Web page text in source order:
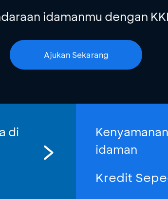
idamanmu dengan
Ajukan Sekarang
di
idaman
Kredit